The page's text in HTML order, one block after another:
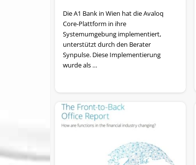
Die A1 Bank in Wien hat die Avaloq
Core-Plattform in ihre
Systemumgebung implementiert,
unterstützt durch den Berater
Synpulse. Diese Implementierung
wurde als …